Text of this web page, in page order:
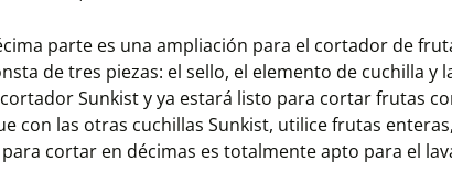
parte es una ampliación para el cortador de
de tres piezas: el sello, el elemento de cuchilla y
Sunkist y ya estará listo para cortar frutas
con las otras cuchillas Sunkist, utilice frutas
cortar en décimas es totalmente apto para el